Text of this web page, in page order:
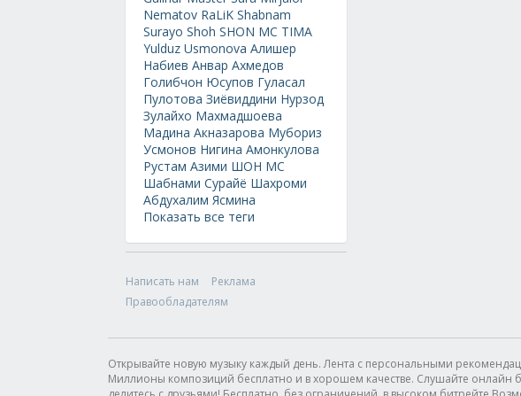
Nematov RaLiK Shabnam
Surayo Shoh SHON MC TIMA
Yulduz Usmonova Алишер
Набиев Анвар Ахмедов
Голибчон Юсупов Гуласал
Пулотова Зиёвиддини Нурзод
Зулайхо Махмадшоева
Мадина Акназарова Мубориз
Усмонов Нигина Амонкулова
Рустам Азими ШОН МС
Шабнами Сурайё Шахроми
Абдухалим Ясмина
Показать все теги
Написать нам
Реклама
Правообладателям
Открывайте новую музыку каждый день. Лента с персональными
Миллионы композиций бесплатно и в хорошем качестве. Слушайте онлайн